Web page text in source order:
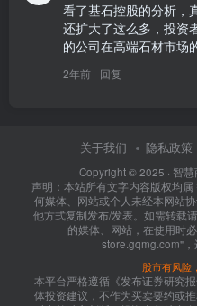
看了基石控股的分析，
还扩大了这么多，投资
的公司在高端石材市场
2年前 回复
关于我们 隐私政策
Copyright © 2025 · 智
声明：本站所有文字内容版权均
何媒体、网站或个人未经本网站
他方式复制发布/发表。如需转载
的媒体、网站，在使用时
store.gqmg.com"，
股市有风险
本平台严格遵循《发布证券研究
体投资建议，不作为买卖要约或